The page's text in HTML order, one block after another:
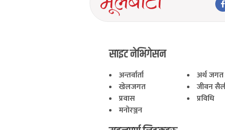
साइट नेभिगेसन
अन्तर्वार्ता
अर्थ जगत
खेलजगत
जीवन
प्रवास
प्रविधि
मनोरञ्जन